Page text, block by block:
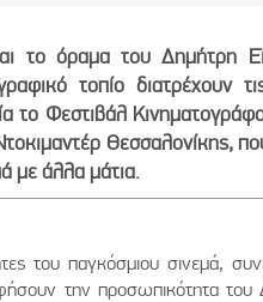
το όραμα του Δημήτρη
τοπίο διατρέχουν
το Φεστιβάλ
Θεσσαλονίκης,
με άλλα μάτια.
του παγκόσμιου σινεμά,
την προσωπικότητα